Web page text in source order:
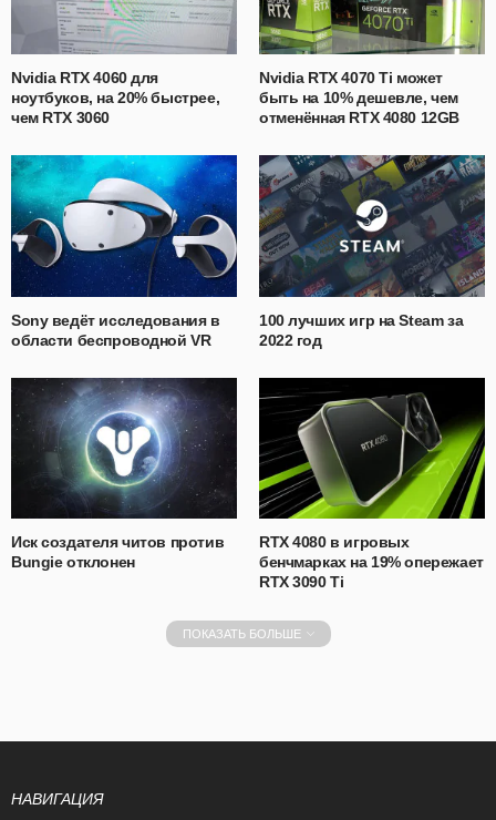
Nvidia RTX 4060 для
ноутбуков, на 20% быстрее,
чем RTX 3060
Nvidia RTX 4070 Ti может
быть на 10% дешевле, чем
отменённая RTX 4080 12GB
Sony ведёт исследования в
области беспроводной VR
100 лучших игр на Steam за
2022 год
Иск создателя читов против
Bungie отклонен
RTX 4080 в игровых
бенчмарках на 19% опережает
RTX 3090 Ti
ПОКАЗАТЬ БОЛЬШЕ
НАВИГАЦИЯ